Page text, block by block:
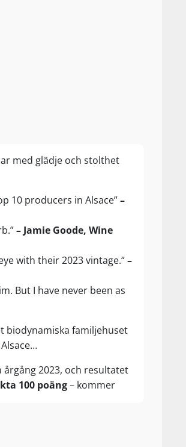
med glädje och stolthet
10 producers in Alsace”–
– Jamie Goode, Wine
with their 2023 vintage.“–
But I have never been as
biodynamiska familjehuset
årgång 2023, och resultatet
100 poäng– kommer